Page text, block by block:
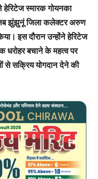
हेरिटेज स्मारक गोयनका
जब झुंझुनूं जिला कलेक्टर अरुण
इस दौरान उन्होंने हेरिटेज
धरोहर बचाने के महत्व पर
से सक्रिय योगदान देने की